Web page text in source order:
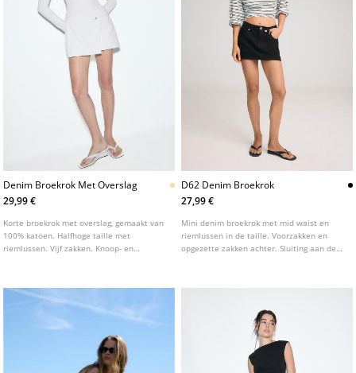
Denim Broekrok Met Overslag
29,99 €
Korte broekrok met overslag, gemaakt van
100% katoen. Halfhoge taille met
riemlussen. Vijf zakken. Knoop- en
D62 Denim Broekrok
27,99 €
Mini denim broekrok met mid waist en
riemlussen in de taille. Voorzakken en
opgezette zakken achter. Sluiting aan de